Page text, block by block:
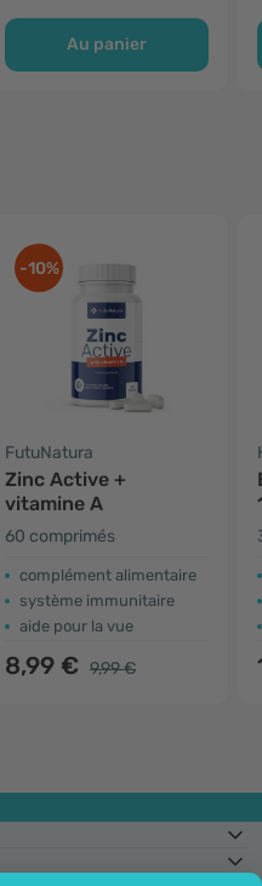
Au panier
-10%
FutuNatura
Zinc Active +
vitamine A
60 comprimés
complément alimentaire
système immunitaire
aide pour la vue
8,99 € 9,99 €